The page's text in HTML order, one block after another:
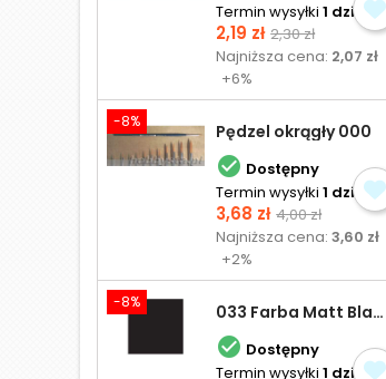
Termin wysyłki 1 dzień
Cena
2,19 zł Cena
podstawowa
2,30 zł
Najniższa cena: 2,07 zł
+6%
-8% Pędzel okrągły 000
 Dostępny
Termin wysyłki 1 dzień
Cena
3,68 zł Cena
podstawowa
4,00 zł
Najniższa cena:3,60 zł
+2%
-8% 033 Farba Matt Black - olejna
 Dostępny
Termin wysyłki 1 dzień